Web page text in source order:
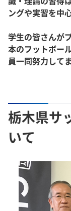
ングや実習を中
学生の皆さんが
本のフットボー
員一同努力して
栃木県サ
いて